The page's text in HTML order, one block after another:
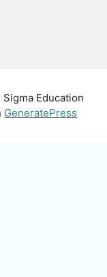
Education
GeneratePress